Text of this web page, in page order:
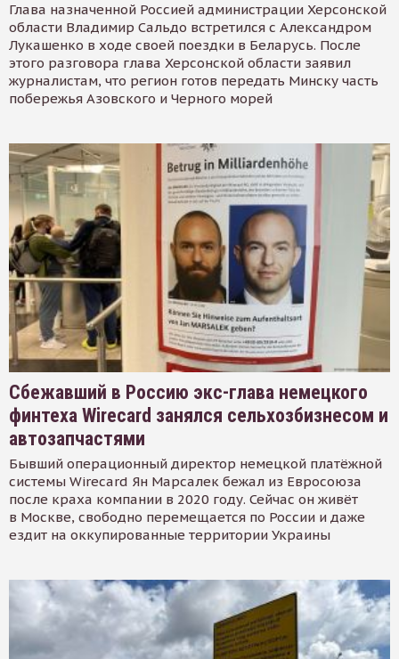
Глава назначенной Россией администрации Херсонской
области Владимир Сальдо встретился с Александром
Лукашенко в ходе своей поездки в Беларусь. После
этого разговора глава Херсонской области заявил
журналистам, что регион готов передать Минску часть
побережья Азовского и Черного морей
Сбежавший в Россию экс-глава немецкого
финтеха Wirecard занялся сельхозбизнесом и
автозапчастями
Бывший операционный директор немецкой платёжной
системы Wirecard Ян Марсалек бежал из Евросоюза
после краха компании в 2020 году. Сейчас он живёт
в Москве, свободно перемещается по России и даже
ездит на оккупированные территории Украины